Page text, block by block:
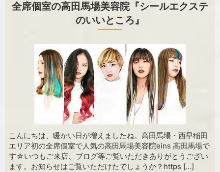
全席個室の高田馬場美容院『シールエクステ
のいいところ』
こんにちは、暖かい日が増えましたね。高田馬場・西早稲田
エリア初の全席個室で人気の高田馬場美容院eins 高田馬場で
す☆いつもご来店、ブログ等ご覧いただきありがとうござい
ます。お知らせはご覧いただけたでしょうか？https […]